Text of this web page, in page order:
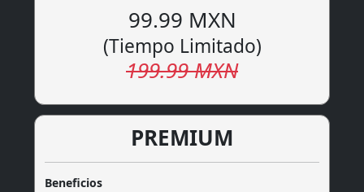
99.99 MXN
(Tiempo Limitado)
199.99 MXN
PREMIUM
Beneficios